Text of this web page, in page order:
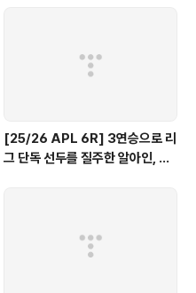
[25/26 APL 6R] 3연승으로 리
그 단독 선두를 질주한 알아인, 개